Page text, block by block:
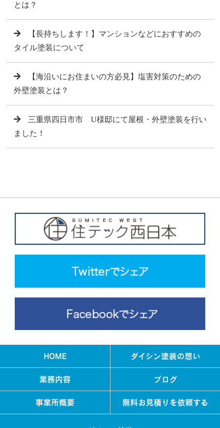
とは？
【長持ちします！】マンションなどにおすすめの
タイル塗装について
【海沿いにお住まいの方必見】塩害対策のための
外壁塗装とは？
三重県四日市市 U様邸にて屋根・外壁塗装を行い
ました！
HOME ダイシン塗装の想い
業務内容 ブログ
事業所概要 無料お見積りを依頼する